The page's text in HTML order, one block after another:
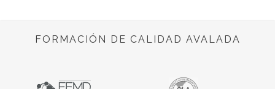
FORMACIÓN DE CALIDAD AVALADA